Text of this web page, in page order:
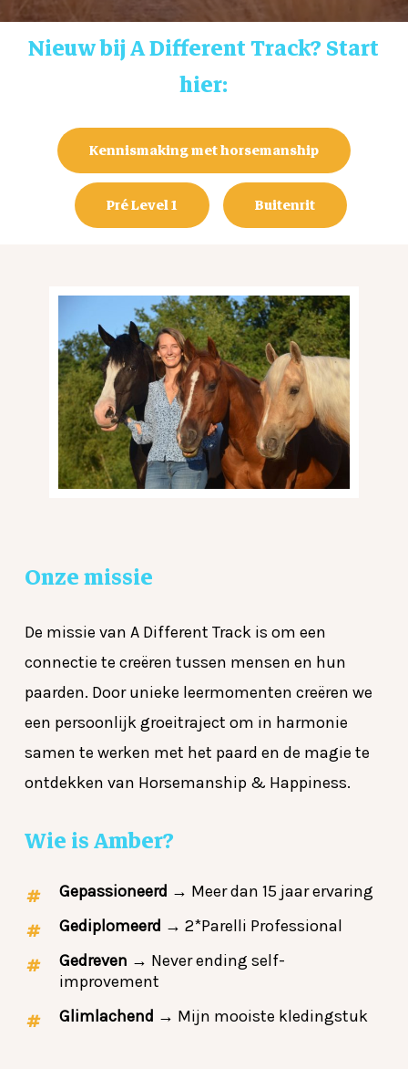
Nieuw bij A Different Track? Start
hier:
Kennismaking met horsemanship
Pré Level 1 Buitenrit
Onzemissie
De missie van A Different Track is om een
connectie te creëren tussen mensen en hun
paarden. Door unieke leermomenten creëren we
een persoonlijk groeitraject om in harmonie
samen te werken met het paard en de magie te
ontdekken van Horsemanship & Happiness.
WieisAmber?
Gepassioneerd → Meer dan 15 jaar ervaring
Gediplomeerd → 2*Parelli Professional
Gedreven → Never ending self-
improvement
Glimlachend → Mijn mooiste kledingstuk